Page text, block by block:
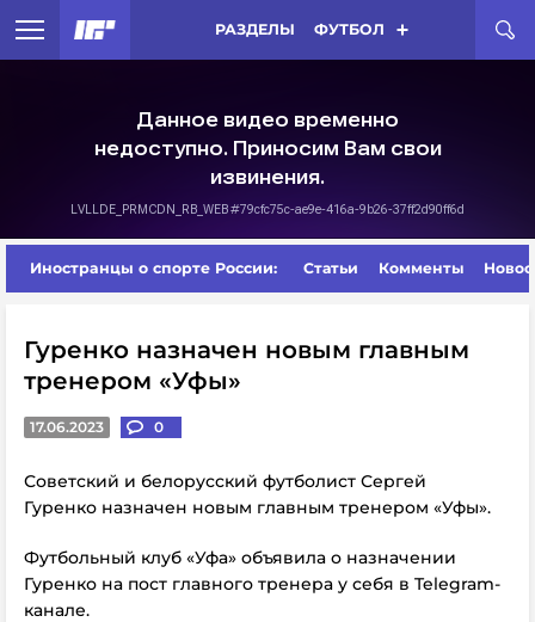
РАЗДЕЛЫ ФУТБОЛ
Иностранцы о спорте России: Статьи Комменты
Гуренко назначен новым главным
тренером «Уфы»
17.06.2023 0
Советский и белорусский футболист Сергей
Гуренко назначен новым главным тренером «Уфы».
Футбольный клуб «Уфа» объявила о назначении
Гуренко на пост главного тренера у себя в Telegram-
канале.